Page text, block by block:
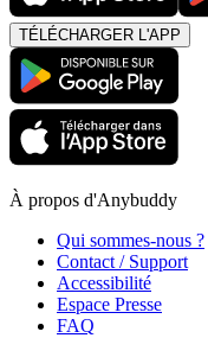
TÉLÉCHARGER L'APP
À propos d'Anybuddy
Qui sommes-nous ?
Contact / Support
Accessibilité
Espace Presse
FAQ